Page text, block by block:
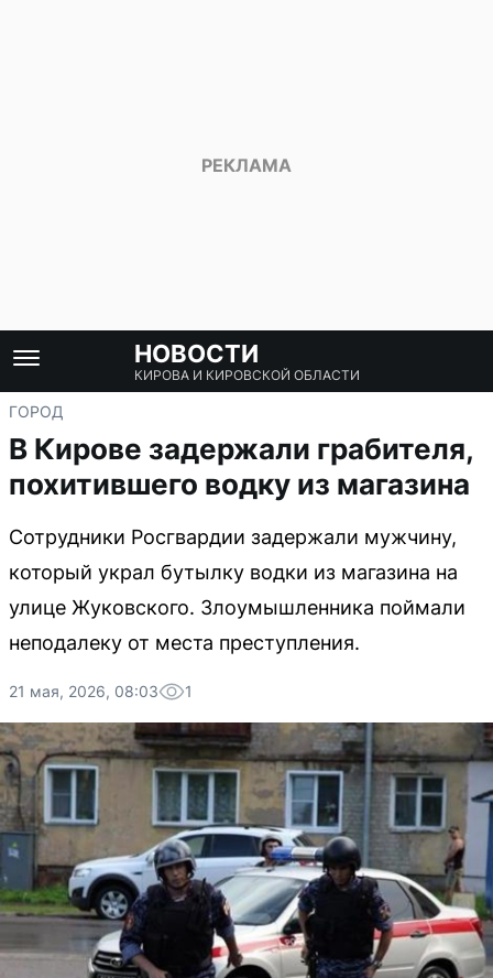
НОВОСТИ
КИРОВА И КИРОВСКОЙ ОБЛАСТИ
ГОРОД
В Кирове задержали грабителя,
похитившего водку из магазина
Сотрудники Росгвардии задержали мужчину,
который украл бутылку водки из магазина на
улице Жуковского. Злоумышленника поймали
неподалеку от места преступления.
21 мая, 2026, 08:03 1